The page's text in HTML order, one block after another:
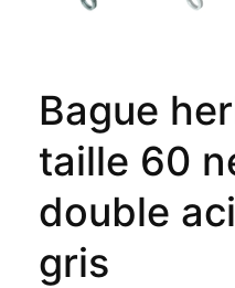
Bague
taille 60
double
gris